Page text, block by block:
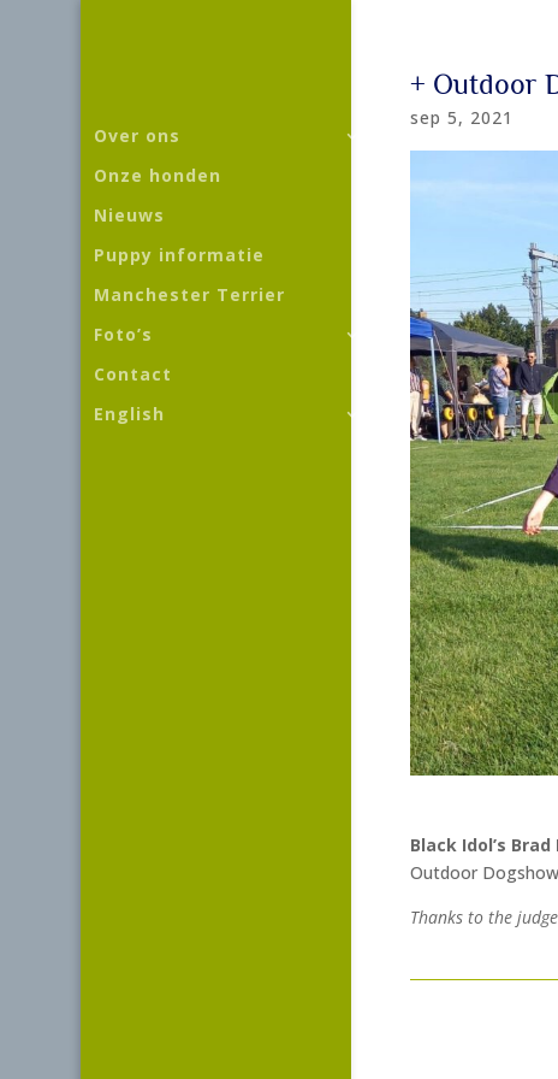
Over ons
Onze honden
Nieuws
Puppy informatie
Manchester Terrier
Foto’s
Contact
English
+ Outdoor
sep 5, 2021
Black Idol’s Brad
Outdoor
Thanks to the